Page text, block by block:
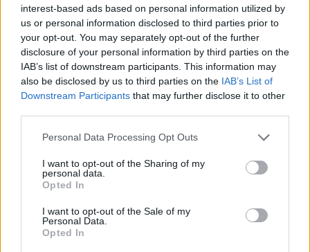
interest-based ads based on personal information utilized by
us or personal information disclosed to third parties prior to
your opt-out. You may separately opt-out of the further
disclosure of your personal information by third parties on the
IAB’s list of downstream participants. This information may
also be disclosed by us to third parties on the IAB’s List of
Downstream Participants that may further disclose it to other
Personal Data Processing Opt Outs
I want to opt-out of the Sharing of my
personal data.
Opted In
I want to opt-out of the Sale of my
Personal Data.
Opted In
Osterbrot
Mittel
Osterhasen-Muffins
Osterzopf
Mittel
Essbare Deko-Osternester
Leicht